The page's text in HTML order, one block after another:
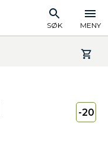
SØK MENY
-20